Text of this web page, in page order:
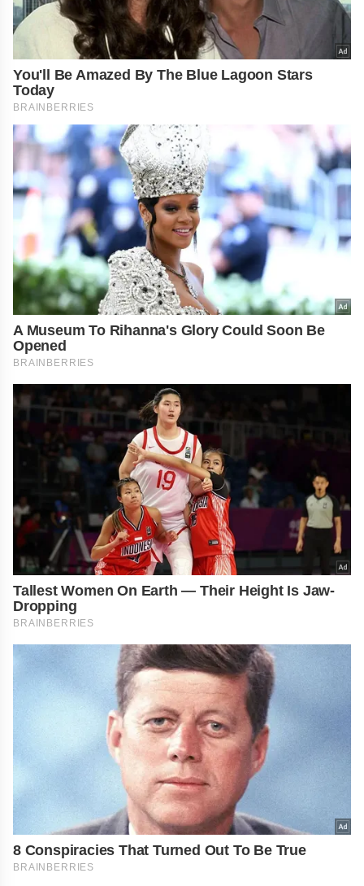
You'll Be Amazed By The Blue Lagoon Stars
Today
BRAINBERRIES
A Museum To Rihanna's Glory Could Soon Be
Opened
BRAINBERRIES
Tallest Women On Earth — Their Height Is Jaw-
Dropping
BRAINBERRIES
8 Conspiracies That Turned Out To Be True
BRAINBERRIES